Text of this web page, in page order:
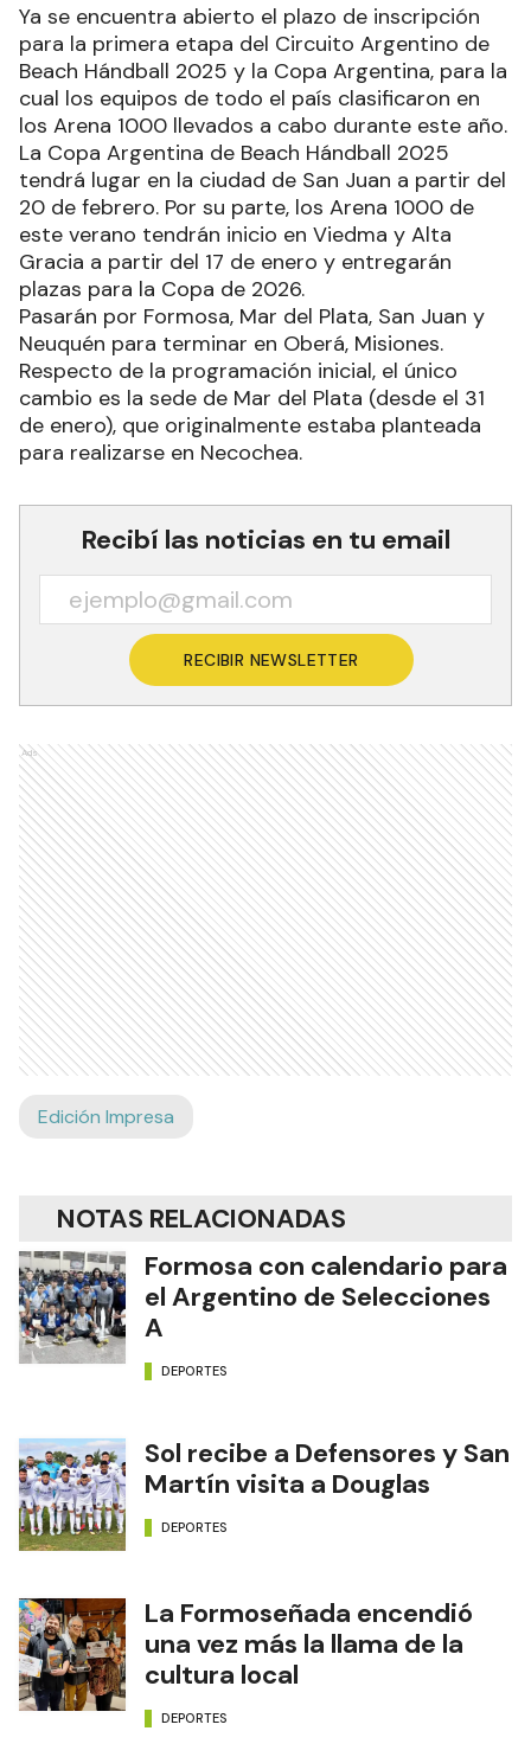
Ya se encuentra abierto el plazo de inscripción
para la primera etapa del Circuito Argentino de
Beach Hándball 2025 y la Copa Argentina, para la
cual los equipos de todo el país clasificaron en
los Arena 1000 llevados a cabo durante este año.
La Copa Argentina de Beach Hándball 2025
tendrá lugar en la ciudad de San Juan a partir del
20 de febrero. Por su parte, los Arena 1000 de
este verano tendrán inicio en Viedma y Alta
Gracia a partir del 17 de enero y entregarán
plazas para la Copa de 2026.
Pasarán por Formosa, Mar del Plata, San Juan y
Neuquén para terminar en Oberá, Misiones.
Respecto de la programación inicial, el único
cambio es la sede de Mar del Plata (desde el 31
de enero), que originalmente estaba planteada
para realizarse en Necochea.
Recibí las noticias en tu email
RECIBIR NEWSLETTER
Ads
Edición Impresa
NOTAS RELACIONADAS
Formosa con calendario para
el Argentino de Selecciones
A
DEPORTES
Sol recibe a Defensores y San
Martín visita a Douglas
DEPORTES
La Formoseñada encendió
una vez más la llama de la
cultura local
DEPORTES